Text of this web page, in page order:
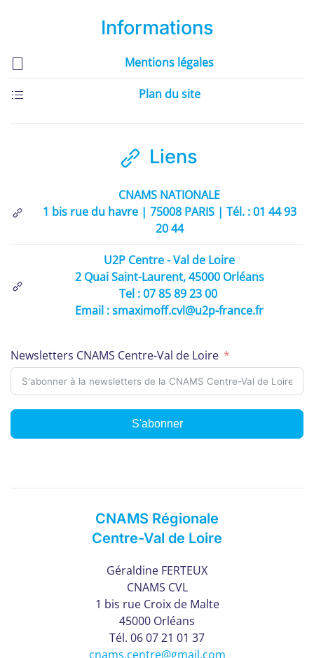
Informations
Mentions légales
Plan du site
Liens
CNAMS NATIONALE
1 bis rue du havre | 75008 PARIS | Tél. : 01 44 93
20 44
U2P Centre - Val de Loire
2 Quai Saint-Laurent, 45000 Orléans
Tel : 07 85 89 23 00
Email : smaximoff.cvl@u2p-france.fr
Newsletters CNAMS Centre-Val de Loire
S'abonner
CNAMS Régionale
Centre-Val de Loire
Géraldine FERTEUX
CNAMS CVL
1 bis rue Croix de Malte
45000 Orléans
Tél. 06 07 21 01 37
cnams.centre@gmail.com